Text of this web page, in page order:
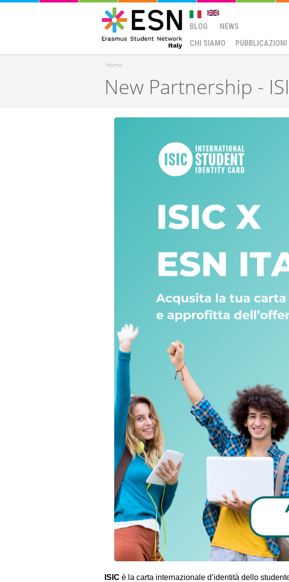
BLOG
NEWS
CHI SIAMO
PUBBLICAZIONI
Tu sei qui
Home
New Partnership -
ISIC è la carta internazionale d’identità dello